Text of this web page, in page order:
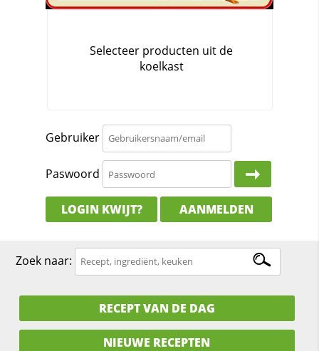
Gebruiker
Paswoord
LOGIN KWIJT? AANMELDEN
Zoek naar:
RECEPT VAN DE DAG
NIEUWE RECEPTEN